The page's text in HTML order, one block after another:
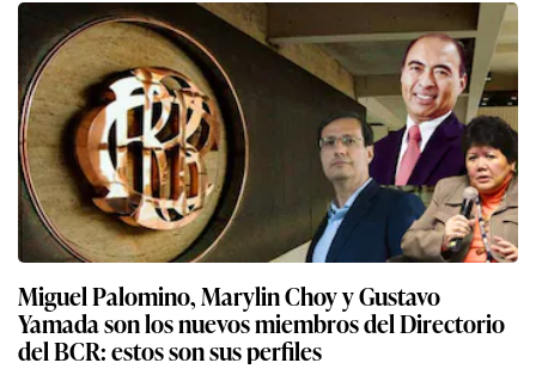
Miguel Palomino, Marylin Choy y Gustavo
Yamada son los nuevos miembros del Directorio
del BCR: estos son sus perfiles